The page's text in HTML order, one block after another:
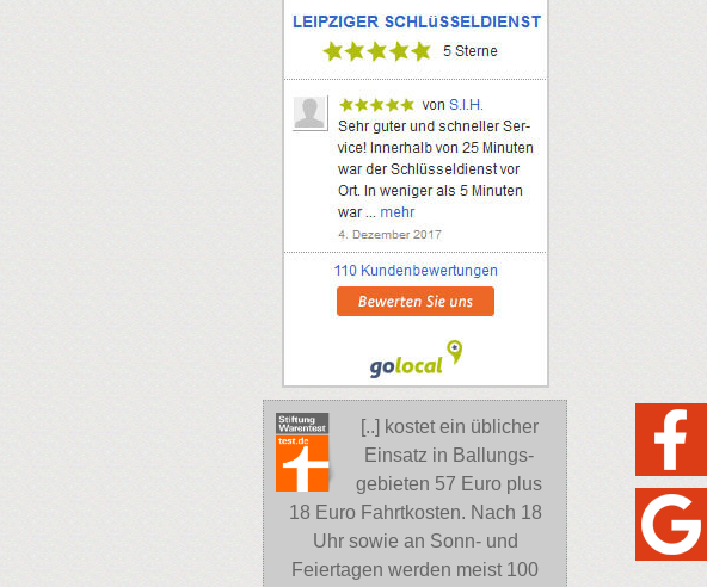
[..] kostet ein üblicher
Einsatz in Ballungs-
gebieten 57 Euro plus
18 Euro Fahrtkosten. Nach 18
Uhr sowie an Sonn- und
Feiertagen werden meist 100